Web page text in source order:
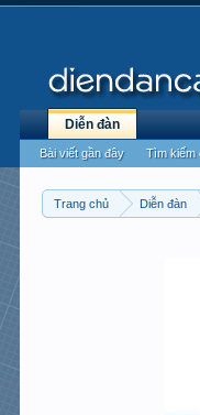
Trang chủ Diễn đàn
Diễn đàn
Bài viết gần đây Tìm kiếm